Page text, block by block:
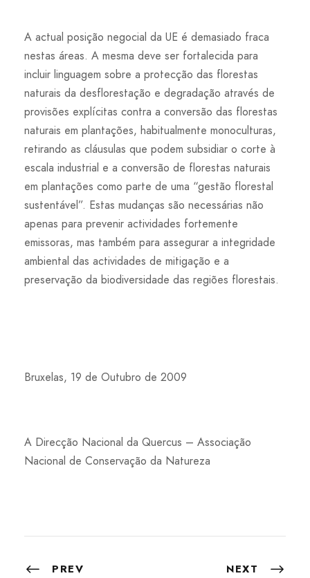
A actual posição negocial da UE é demasiado fraca
nestas áreas. A mesma deve ser fortalecida para
incluir linguagem sobre a protecção das florestas
naturais da desflorestação e degradação através de
provisões explícitas contra a conversão das florestas
naturais em plantações, habitualmente monoculturas,
retirando as cláusulas que podem subsidiar o corte à
escala industrial e a conversão de florestas naturais
em plantações como parte de uma “gestão florestal
sustentável”. Estas mudanças são necessárias não
apenas para prevenir actividades fortemente
emissoras, mas também para assegurar a integridade
ambiental das actividades de mitigação e a
preservação da biodiversidade das regiões florestais.
Bruxelas, 19 de Outubro de 2009
A Direcção Nacional da Quercus – Associação
Nacional de Conservação da Natureza
PREV NEXT